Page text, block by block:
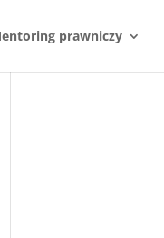
prawniczy